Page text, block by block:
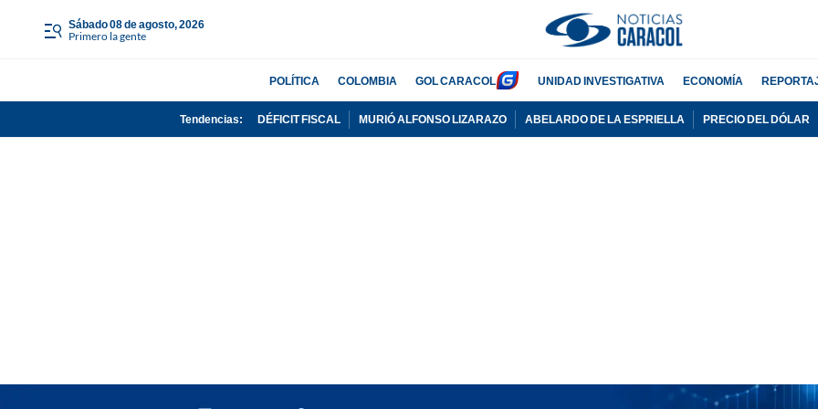
sábado 08 de agosto, 2026
Primero la gente
POLÍTICA COLOMBIA GOL CARACOL UNIDAD INVESTIGATIVA ECONOMÍA
Tendencias: DÉFICIT FISCAL MURIÓ ALFONSO LIZARAZO ABELARDO DE LA ESPRIELLA PRECIO DEL DÓLAR